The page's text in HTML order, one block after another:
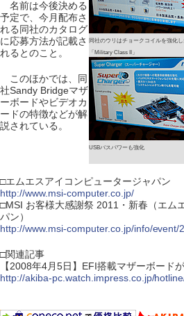
同社のウリはチョークコイルを強化し
「Military Class II」
USBバスパワーも強化
名前は今後決める
予定で、今月配布さ
れる同社のカタログ
に応募方法が記載さ
れるとのこと。
このほかでは、同
社Sandy Bridgeマザ
ーボードやビデオカ
ードの特徴などが解
説されている。
□エムエスアイコンピュータージャパン
http://www.msi-computer.co.jp/
□MSI お客様大感謝祭 2011・新春（エム
パン）
http://www.msi-computer.co.jp/info/event/
□関連記事
【2008年4月5日】EFI搭載マザーボード
http://akiba-pc.watch.impress.co.jp/